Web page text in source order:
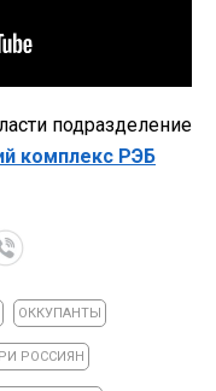
подразделение
комплекс РЭБ
ОККУПАНТЫ
РОССИЯН